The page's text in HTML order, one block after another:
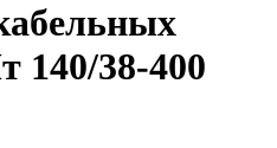
140/38-400